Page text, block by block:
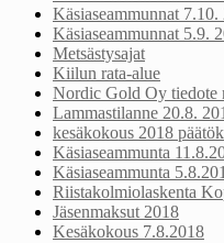
Käsiaseammunnat 7.10.
Käsiaseammunnat 5.9.
Metsästysajat
Kiilun rata-alue
Nordic Gold Oy tiedote
Lammastilanne 20.8.
kesäkokous 2018
Käsiaseammunta
Käsiaseammunta
Riistakolmiolaskenta
Jäsenmaksut 2018
Kesäkokous 7.8.2018